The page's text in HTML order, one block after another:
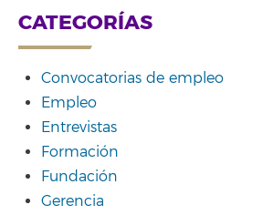
CATEGORÍAS
Convocatorias de empleo
Empleo
Entrevistas
Formación
Fundación
Gerencia